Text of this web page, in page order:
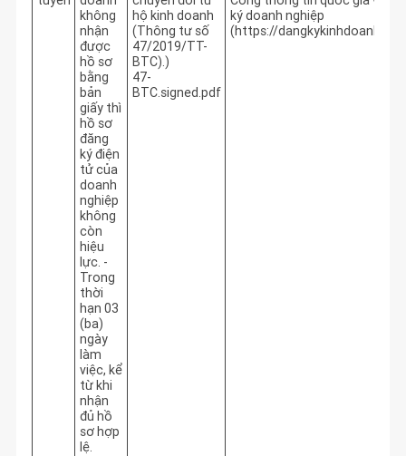
không
nhận
được
hồ sơ
bằng
bản
giấy thì
hồ sơ
đăng
ký điện
tử của
doanh
nghiệp
không
còn
hiệu
lực. -
Trong
thời
hạn 03
(ba)
ngày
làm
việc, kể
từ khi
nhận
đủ hồ
sơ hợp
lệ.
hộ kinh doanh
(Thông tư số
47/2019/TT-
BTC).)
47-
BTC.signed.pdf
ký doanh nghiệp
(https://